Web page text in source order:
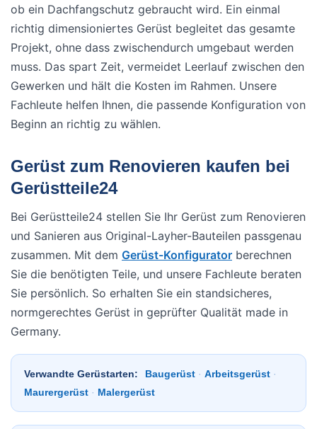
ob ein Dachfangschutz gebraucht wird. Ein einmal
richtig dimensioniertes Gerüst begleitet das gesamte
Projekt, ohne dass zwischendurch umgebaut werden
muss. Das spart Zeit, vermeidet Leerlauf zwischen den
Gewerken und hält die Kosten im Rahmen. Unsere
Fachleute helfen Ihnen, die passende Konfiguration von
Beginn an richtig zu wählen.
Gerüst zum Renovieren kaufen bei
Gerüstteile24
Bei Gerüstteile24 stellen Sie Ihr Gerüst zum Renovieren
und Sanieren aus Original-Layher-Bauteilen passgenau
zusammen. Mit dem Gerüst-Konfigurator berechnen
Sie die benötigten Teile, und unsere Fachleute beraten
Sie persönlich. So erhalten Sie ein standsicheres,
normgerechtes Gerüst in geprüfter Qualität made in
Germany.
Verwandte Gerüstarten: Baugerüst · Arbeitsgerüst ·
Maurergerüst · Malergerüst